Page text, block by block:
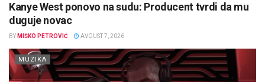
Kanye West ponovo na sudu: Producent tvrdi da mu
duguje novac
BY MIŠKO PETROVIĆ AVGUST 7, 2026
MUZIKA